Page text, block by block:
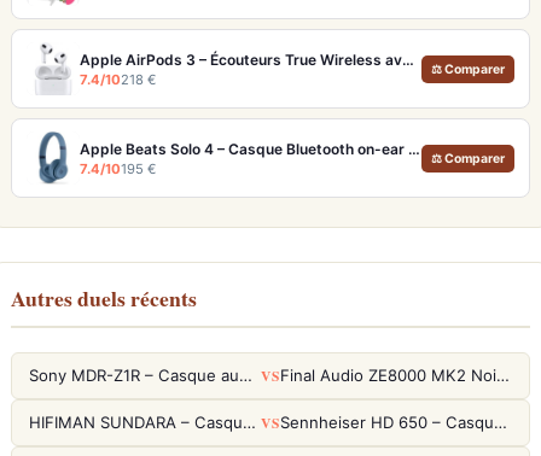
Apple AirPods 3 – Écouteurs True Wireless avec Audio Spatial et 30h d'autonomie
7.4/10218 €
⚖ Comparer
Apple Beats Solo 4 – Casque Bluetooth on-ear 50h autonomie et audio sans perte
7.4/10195 €
⚖ Comparer
Autres duels récents
Sony MDR-Z1R – Casque audiophile fermé haute résolution VS Final Audio ZE8000 MK2 Noir – Écouteurs True Wireless audiophiles 8K Sound
HIFIMAN SUNDARA – Casque Planar Magnetic Ouvert Over-Ear Audiophile VS Sennheiser HD 650 – Casque audiophile ouvert pour l'écoute analytique